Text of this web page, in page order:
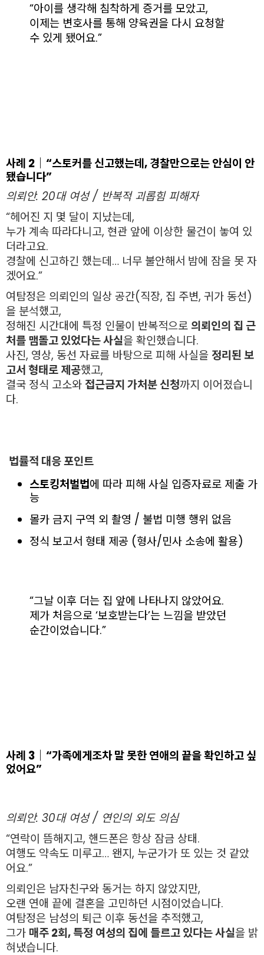
“아이를 생각해 침착하게 증거를 모았고,
이제는 변호사를 통해 양육권을 다시 요청할
수 있게 됐어요.”
사례 2｜“스토커를 신고했는데, 경찰만으로는 안심이 안
됐습니다”
의뢰인: 20대 여성 / 반복적 괴롭힘 피해자
“헤어진 지 몇 달이 지났는데,
누가 계속 따라다니고, 현관 앞에 이상한 물건이 놓여 있
더라고요.
경찰에 신고하긴 했는데… 너무 불안해서 밤에 잠을 못 자
겠어요.”
여탐정은 의뢰인의 일상 공간(직장, 집 주변, 귀가 동선)
을 분석했고,
정해진 시간대에 특정 인물이 반복적으로 의뢰인의 집 근
처를 맴돌고 있었다는 사실을 확인했습니다.
사진, 영상, 동선 자료를 바탕으로 피해 사실을 정리된 보
고서 형태로 제공했고,
결국 정식 고소와 접근금지 가처분 신청까지 이어졌습니
다.
법률적 대응 포인트
스토킹처벌법에 따라 피해 사실 입증자료로 제출 가
능
몰카 금지 구역 외 촬영 / 불법 미행 행위 없음
정식 보고서 형태 제공 (형사/민사 소송에 활용)
“그날 이후 더는 집 앞에 나타나지 않았어요.
제가 처음으로 ‘보호받는다’는 느낌을 받았던
순간이었습니다.”
사례 3｜“가족에게조차 말 못한 연애의 끝을 확인하고 싶
었어요”
의뢰인: 30대 여성 / 연인의 외도 의심
“연락이 뜸해지고, 핸드폰은 항상 잠금 상태.
여행도 약속도 미루고… 왠지, 누군가가 또 있는 것 같았
어요.”
의뢰인은 남자친구와 동거는 하지 않았지만,
오랜 연애 끝에 결혼을 고민하던 시점이었습니다.
여탐정은 남성의 퇴근 이후 동선을 추적했고,
그가 매주 2회, 특정 여성의 집에 들르고 있다는 사실을 밝
혀냈습니다.